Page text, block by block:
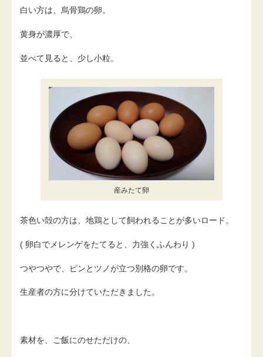
白い方は、烏骨鶏の卵。
黄身が濃厚で、
並べて見ると、少し小粒。
産みたて卵
茶色い殻の方は、地鶏として飼われることが多いロード。
( 卵白でメレンゲをたてると、力強くふんわり )
つやつやで、ピンとツノが立つ別格の卵です。
生産者の方に分けていただきました。
素材を、ご飯にのせただけの、